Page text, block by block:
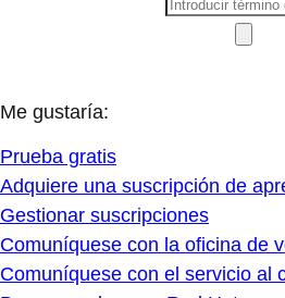
Me gustaría:
Prueba gratis
Adquiere una suscripción de
Gestionar suscripciones
Comuníquese con la oficina de
Comuníquese con el servicio al